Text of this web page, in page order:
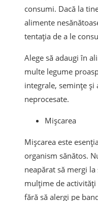
consumi. Dacă la
alimente
tentația de a le
Alege să adaugi în
multe legume
integrale, semințe și
neprocesate.
Mișcarea
Mișcarea este
organism sănătos.
neapărat să mergi la
mulțime de activități
fără să alergi pe